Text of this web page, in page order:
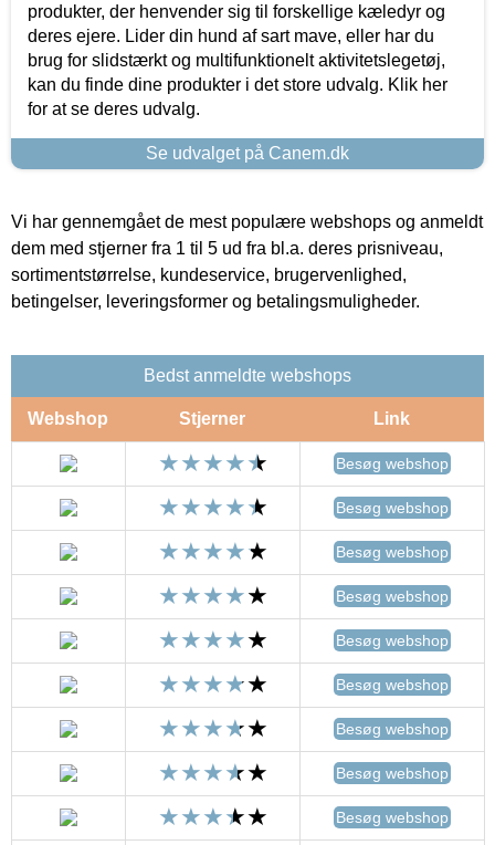
produkter, der henvender sig til forskellige kæledyr og
deres ejere. Lider din hund af sart mave, eller har du
brug for slidstærkt og multifunktionelt aktivitetslegetøj,
kan du finde dine produkter i det store udvalg. Klik her
for at se deres udvalg.
Se udvalget på Canem.dk
Vi har gennemgået de mest populære webshops og anmeldt
dem med stjerner fra 1 til 5 ud fra bl.a. deres prisniveau,
sortimentstørrelse, kundeservice, brugervenlighed,
betingelser, leveringsformer og betalingsmuligheder.
Bedst anmeldte webshops
Webshop Stjerner Link
Besøg webshop
Besøg webshop
Besøg webshop
Besøg webshop
Besøg webshop
Besøg webshop
Besøg webshop
Besøg webshop
Besøg webshop